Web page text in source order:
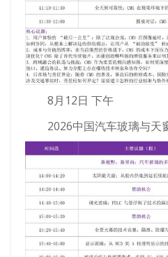
8月12日 下午
2026中国汽车玻璃与天